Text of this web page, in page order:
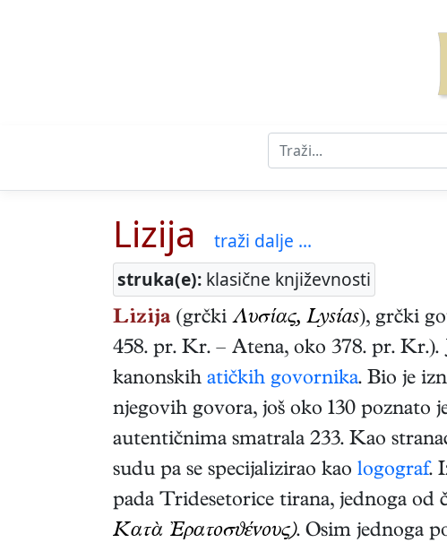
Lizija
traži dalje ...
struka(e): klasične književnosti
Lizija (grčki Λυσίας, Lysías), grčki
458. pr. Kr. – Atena, oko 378. pr. Kr.).
kanonskih atičkih govornika. Bio je
njegovih govora, još oko 130 poznato
autentičnima smatrala 233. Kao
sudu pa se specijalizirao kao logograf.
pada Tridesetorice tirana, jednoga od
Κατὰ Ἐρατοσϑένους). Osim jednoga